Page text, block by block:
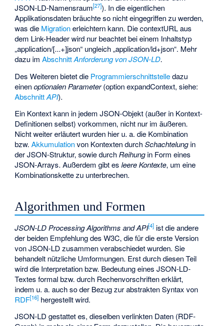
JSON-LD-Namensraum[27]). In die eigentlichen
Applikationsdaten bräuchte so nicht eingegriffen zu werden,
was die Migrationerleichtern kann. Die contextURL aus
dem Link-Header wird nur beachtet bei einem Inhaltstyp
„application/[...+]json“ ungleich „application/ld+json“. Mehr
dazu imAbschnittAnforderung von JSON-LD.
Des Weiteren bietet die Programmierschnittstelledazu
einenoptionalen Parameter(option expandContext, siehe:
AbschnittAPI).
Ein Kontext kann in jedem JSON-Objekt (außer in Kontext-
Definitionen selbst) vorkommen, nicht nur im äußeren.
Nicht weiter erläutert wurden hier u. a. die Kombination
bzw.Akkumulationvon Kontexten durchSchachtelungin
der JSON-Struktur, sowie durchReihungin Form eines
JSON-Arrays. Außerdem gibt esleere Kontexte, um eine
Kombinationskette zu unterbrechen.
Algorithmen und Formen
JSON-LD Processing Algorithms and API[4] ist die andere
der beiden Empfehlung des W3C, die für die erste Version
von JSON-LD zusammen verabschiedet wurden. Sie
behandelt nützliche Umformungen. Erst durch diesen Teil
wird die Interpretation bzw. Bedeutung eines JSON-LD-
Textes formal bzw.durch Rechenvorschriftenerklärt,
indem u. a. auch so der Bezug zurabstrakten Syntax von
RDF[16] hergestellt wird.
JSON-LD gestattet es, dieselben verlinkten Daten (RDF-